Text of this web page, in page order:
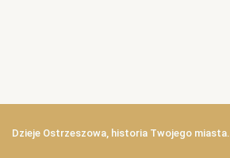
Dzieje Ostrzeszowa, historia Twojego miasta.